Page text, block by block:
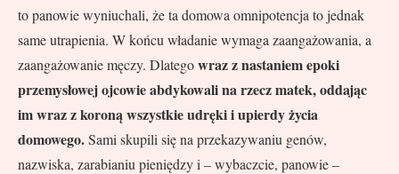
to panowie wyniuchali, że ta domowa omnipotencja to jednak
same utrapienia. W końcu władanie wymaga zaangażowania, a
zaangażowanie męczy. Dlategowraz z nastaniem epoki
przemysłowej ojcowie abdykowali na rzecz matek, oddając
im wraz z koroną wszystkie udręki i upierdy życia
domowego.Sami skupili się na przekazywaniu genów,
nazwiska, zarabianiu pieniędzy i – wybaczcie, panowie –